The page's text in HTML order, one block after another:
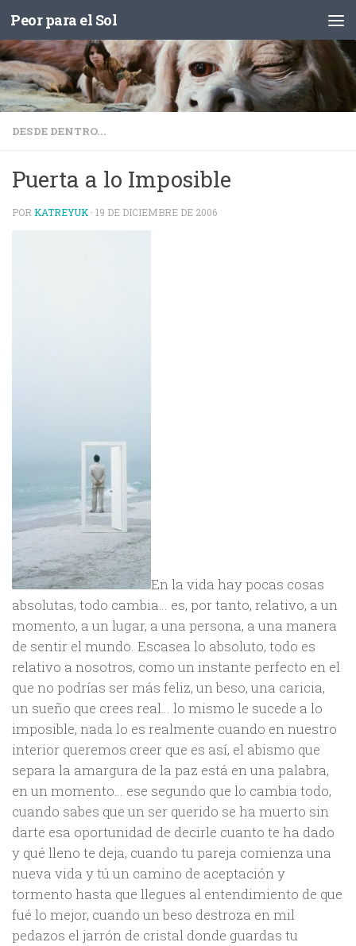
Saltar al contenido
Peor para el Sol
DESDE DENTRO...
Puerta a lo Imposible
POR KATREYUK · 19 DE DICIEMBRE DE 2006
En la vida hay pocas cosas
absolutas, todo cambia… es, por tanto, relativo, a un
momento, a un lugar, a una persona, a una manera
de sentir el mundo. Escasea lo absoluto, todo es
relativo a nosotros, como un instante perfecto en el
que no podrías ser más feliz, un beso, una caricia,
un sueño que crees real… lo mismo le sucede a lo
imposible, nada lo es realmente cuando en nuestro
interior queremos creer que es así, el abismo que
separa la amargura de la paz está en una palabra,
en un momento… ese segundo que lo cambia todo,
cuando sabes que un ser querido se ha muerto sin
darte esa oportunidad de decirle cuanto te ha dado
y qué lleno te deja, cuando tu pareja comienza una
nueva vida y tú un camino de aceptación y
tormento hasta que llegues al entendimiento de que
fué lo mejor, cuando un beso destroza en mil
pedazos el jarrón de cristal donde guardas tu